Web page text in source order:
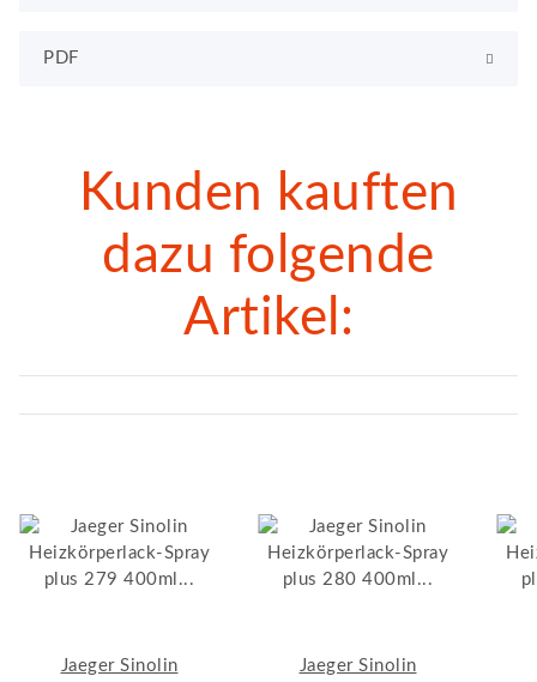
PDF
Kunden kauften
dazu folgende
Artikel:
Jaeger Sinolin
Jaeger Sinolin